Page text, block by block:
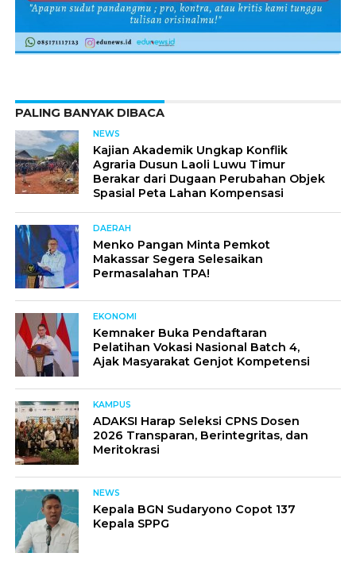
PALING BANYAK DIBACA
NEWS
Kajian Akademik Ungkap Konflik
Agraria Dusun Laoli Luwu Timur
Berakar dari Dugaan Perubahan Objek
Spasial Peta Lahan Kompensasi
DAERAH
Menko Pangan Minta Pemkot
Makassar Segera Selesaikan
Permasalahan TPA!
EKONOMI
Kemnaker Buka Pendaftaran
Pelatihan Vokasi Nasional Batch 4,
Ajak Masyarakat Genjot Kompetensi
KAMPUS
ADAKSI Harap Seleksi CPNS Dosen
2026 Transparan, Berintegritas, dan
Meritokrasi
NEWS
Kepala BGN Sudaryono Copot 137
Kepala SPPG